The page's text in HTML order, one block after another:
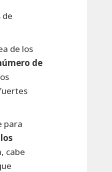
de
de los
de
para
cabe